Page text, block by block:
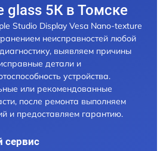
glass 5К в Томске
Studio Display Vesa Nano-texture
неисправностей любой
выявляем причины
детали и
устройства.
или рекомендованные
после ремонта выполняем
и предоставляем гарантию.
сервис